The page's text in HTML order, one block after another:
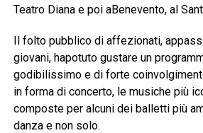
Teatro Diana e poi aBenevento, al
Il folto pubblico di affezionati,
giovani, hapotuto gustare un
godibilissimo e di forte
in forma di concerto, le musiche più
composte per alcuni dei balletti più
danza e non solo.